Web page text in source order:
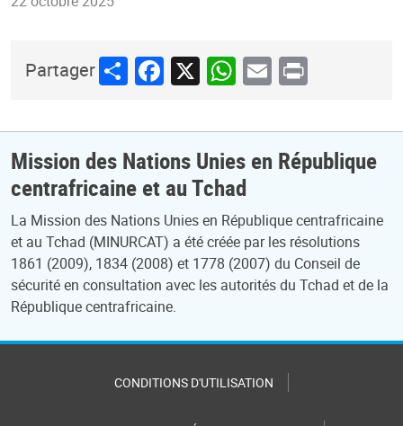
PartagerShareFacebook
X WhatsApp
Email
Print
Mission des Nations Unies en République
centrafricaine et au Tchad
La Mission des Nations Unies en République centrafricaine
et au Tchad (MINURCAT) a été créée par les résolutions
1861 (2009), 1834 (2008) et 1778 (2007) du Conseil de
sécurité en consultation avec les autorités du Tchad et de la
République centrafricaine.
CONDITIONS D'UTILISATION